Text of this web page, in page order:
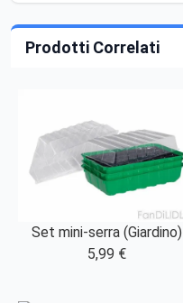
Prodotti Correlati
Set mini-serra (Giardino)
5,99 €